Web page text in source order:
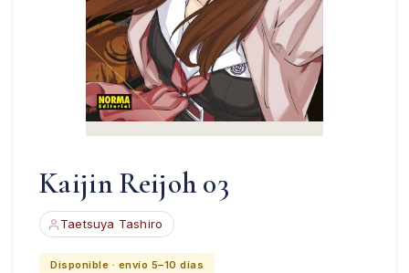
Kaijin Reijoh 03
Taetsuya Tashiro
Disponible · envío 5–10 días